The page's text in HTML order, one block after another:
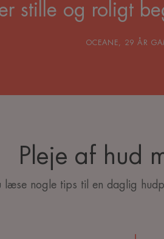
stille og roligt
OCEANE, 29 ÅR
Pleje af hud
læse nogle tips til en daglig